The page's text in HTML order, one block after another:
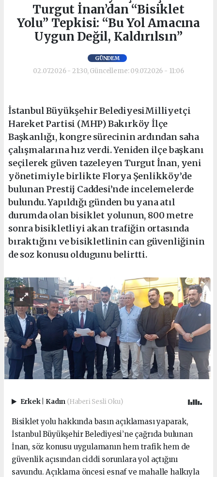
Turgut İnan’dan “Bisiklet
Yolu” Tepkisi: “Bu Yol Amacına
Uygun Değil, Kaldırılsın”
GÜNDEM
02.07.2026 - 21:30, Güncelleme: 09.07.2026 - 11:06
İstanbul Büyükşehir BelediyesiMilliyetçi
Hareket Partisi (MHP) Bakırköy İlçe
Başkanlığı, kongre sürecinin ardından saha
çalışmalarına hız verdi. Yeniden ilçe başkanı
seçilerek güven tazeleyen Turgut İnan, yeni
yönetimiyle birlikte Florya Şenlikköy’de
bulunan Prestij Caddesi’nde incelemelerde
bulundu. Yapıldığı günden bu yana atıl
durumda olan bisiklet yolunun, 800 metre
sonra bisikletliyi akan trafiğin ortasında
bıraktığını ve bisikletlinin can güvenliğinin
de soz konusu oldugunu belirtti.
Erkek Kadın (Haberi Sesli Oku)
Bisiklet yolu hakkında basın açıklaması yaparak,
İstanbul Büyükşehir Belediyesi’ne çağrıda bulunan
İnan, söz konusu uygulamanın hem trafik hem de
güvenlik açısından ciddi sorunlara yol açtığını
savundu. Açıklama öncesi esnaf ve mahalle halkıyla